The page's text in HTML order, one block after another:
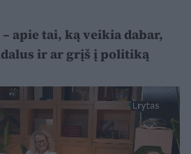
apie tai, ką veikia dabar,
ir ar grįš į politiką